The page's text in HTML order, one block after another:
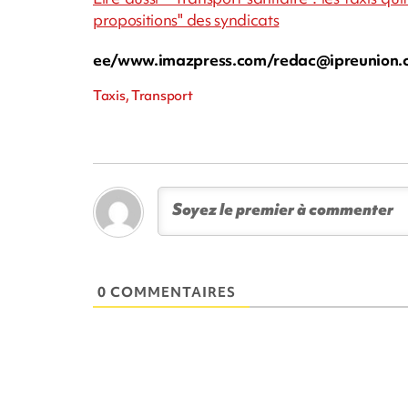
propositions" des syndicats
ee/www.imazpress.com/
Taxis, Transport
0 COMMENTAIRES